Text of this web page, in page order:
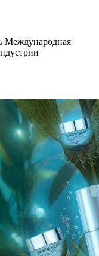
Международная